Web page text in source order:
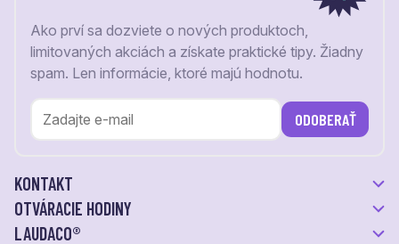
Ako prví sa dozviete o nových produktoch,
limitovaných akciách a získate praktické tipy. Žiadny
spam. Len informácie, ktoré majú hodnotu.
ODOBERAŤ
KONTAKT
OTVÁRACIE HODINY
LAUDACO®